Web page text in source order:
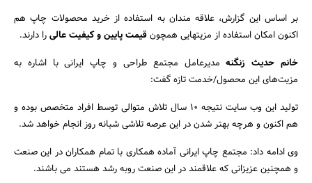
جستجو
بر اساس این گزارش، علاقه مندان به استفاده از خرید محصولات چاپ هم
اکنون امکان استفاده از مزیتهایی همچونقیمت پایین و کیفیت عالیرا دارند.
خانم حدیث زنگنهمدیرعامل مجتمع طراحی و چاپ ایرانی با اشاره به
مزیت‌های این محصول/خدمت تازه گفت:
تولید این وب سایت نتیجه 10 سال تلاش متوالی توسط افراد متخصص بوده و
هم اکنون و هرچه بهتر شدن در این عرصه تلاشی شبانه روز انجام خواهد شد.
وی ادامه داد: مجتمع چاپ ایرانی آماده همکاری با تمام همکاران در این صنعت
و همچنین عزیزانی که علاقمند در این صنعت روبه رشد هستند می باشند.